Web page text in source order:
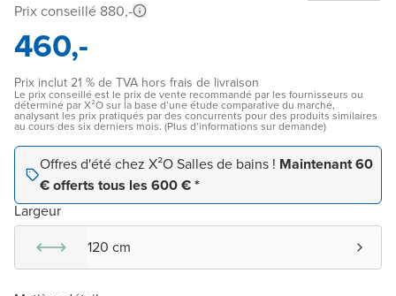
Prix conseillé 880,-
460,-
Prix inclut 21 % de TVA hors frais de livraison
Le prix conseillé est le prix de vente recommandé par les fournisseurs ou
déterminé par X²O sur la base d’une étude comparative du marché,
analysant les prix pratiqués par des concurrents pour des produits similaires
au cours des six derniers mois. (Plus d’informations sur demande)
Offres d'été chez X²O Salles de bains ! Maintenant 60
€ offerts tous les 600 € *
Largeur
120 cm